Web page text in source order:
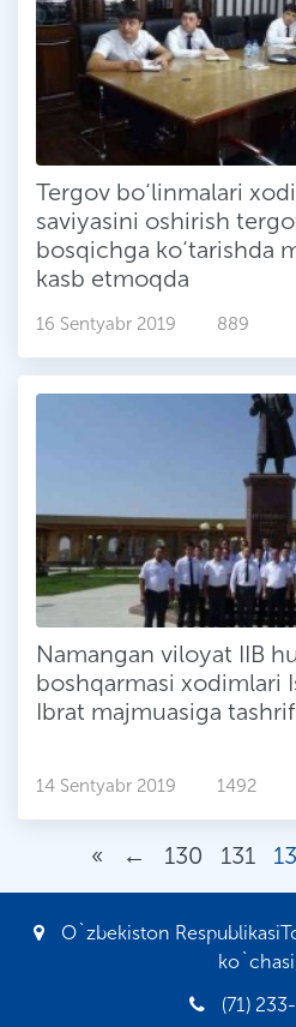
Tergov bo‘linmalari
saviyasini oshirish
bosqichga ko‘tarishda
kasb etmoqda
16 Sentyabr 2019 889
Namangan viloyat IIB
boshqarmasi xodimlari
Ibrat majmuasiga
14 Sentyabr 2019 1492
« ← 130 131
O`zbekiston
(71)